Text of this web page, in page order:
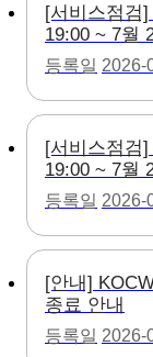
[서비스점검
19:00 ~ 7월
등록일 2026-
[서비스점검
19:00 ~ 7월
등록일 2026-
[안내]
종료 안내
등록일 2026-